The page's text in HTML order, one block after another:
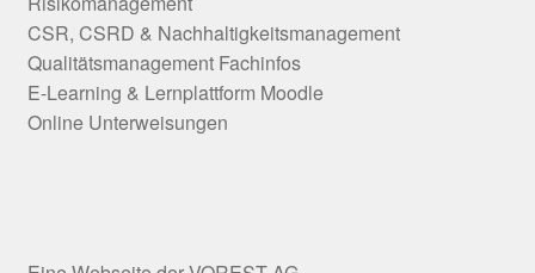
CSR, CSRD & Nachhaltigkeitsmanagement
Qualitätsmanagement Fachinfos
E-Learning & Lernplattform Moodle
Online Unterweisungen